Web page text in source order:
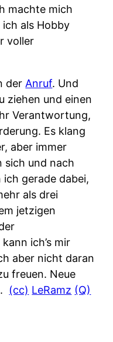
machte mich
als Hobby
voller
der Anruf. Und
ziehen und einen
Verantwortung,
Es klang
aber immer
sich und nach
ich gerade dabei,
als drei
jetzigen
ich’s mir
aber nicht daran
freuen. Neue
(cc) LeRamz (Q)